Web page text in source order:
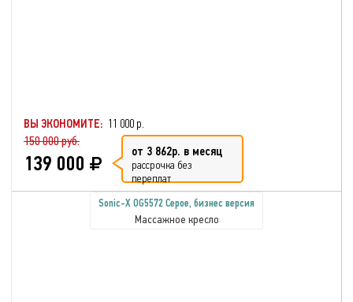
ВЫ ЭКОНОМИТЕ: 11 000 р.
150 000 руб.
139 000 от 3 862р. в месяц
рассрочка без
переплат
Sonic-X OG5572 Серое, бизнес версия
Массажное кресло